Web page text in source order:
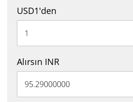
USD1'den
Alırsın INR